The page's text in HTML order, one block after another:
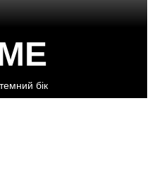
бік